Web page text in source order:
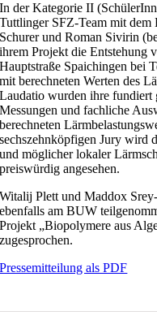
In der Kategorie II
Tuttlinger SFZ-Team mit dem
Schurer und Roman Sivirin
ihrem Projekt die Entstehung
Hauptstraße Spaichingen bei
mit berechneten Werten des
Laudatio wurden ihre fundiert
Messungen und fachliche
berechneten
sechszehnköpfigen Jury wird
und möglicher lokaler
preiswürdig angesehen.
Witalij Plett und Maddox
ebenfalls am BUW
Projekt „Biopolymere aus
zugesprochen.
Pressemitteilung als PDF